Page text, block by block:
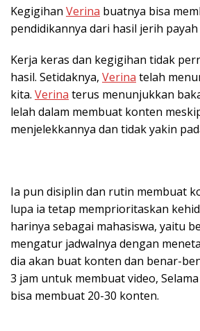
Kegigihan Verina buatnya bisa
pendidikannya dari hasil jerih
Kerja keras dan kegigihan tidak
hasil. Setidaknya, Verina telah
kita. Verina terus menunjukkan
lelah dalam membuat konten
menjelekkannya dan tidak yakin
Ia pun disiplin dan rutin membuat
lupa ia tetap memprioritaskan
harinya sebagai mahasiswa, yaitu
mengatur jadwalnya dengan
dia akan buat konten dan benar-
3 jam untuk membuat video,
bisa membuat 20-30 konten.